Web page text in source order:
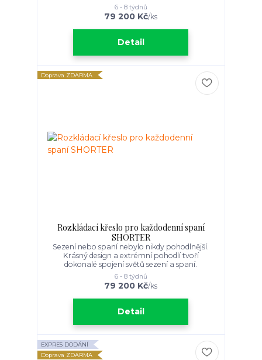
79 200 Kč/ks
6 - 8 týdnů
Detail
Doprava ZDARMA
Rozkládací křeslo pro každodenní spaní
SHORTER
Sezení nebo spaní nebylo nikdy pohodlnější.
Krásný design a extrémní pohodlí tvoří
dokonalé spojení světů sezení a spaní.
79 200 Kč/ks
6 - 8 týdnů
Detail
EXPRES DODÁNÍ
Doprava ZDARMA